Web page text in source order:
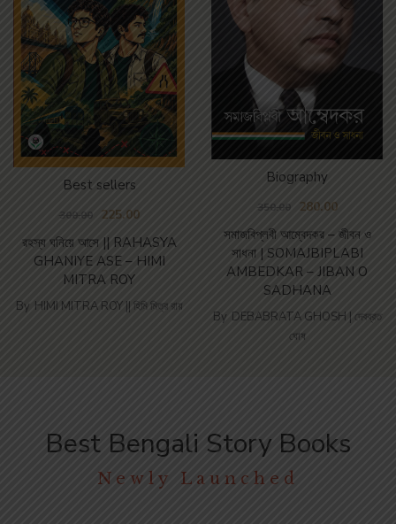
রহস্য ঘনিয়ে আসে || RAHASYA
GHANIYE ASE – HIMI
MITRA ROY
Best sellers
300.00 225.00
By HIMI MITRA ROY || হিমি মিত্র রায়
সমাজবিপ্লবী আম্বেদকর – জীবন ও
সাধনা | SOMAJBIPLABI
AMBEDKAR – JIBAN O
SADHANA
Biography
350.00 280.00
By DEBABRATA GHOSH | দেবব্রত
ঘোষ
Newly Launched
Best Bengali Story Books